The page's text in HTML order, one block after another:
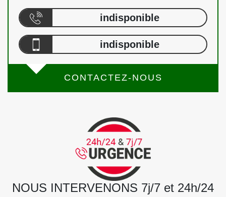
indisponible
indisponible
CONTACTEZ-NOUS
NOUS INTERVENONS 7j/7 et 24h/24